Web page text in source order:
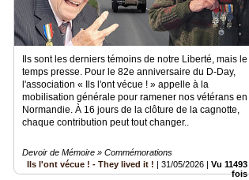
Ils sont les derniers témoins de notre Liberté, mais le
temps presse. Pour le 82e anniversaire du D-Day,
l'association « Ils l'ont vécue ! » appelle à la
mobilisation générale pour ramener nos vétérans en
Normandie. À 16 jours de la clôture de la cagnotte,
chaque contribution peut tout changer..
Devoir de Mémoire » Commémorations
Ils l'ont vécue ! - They lived it ! |31/05/2026 |Vu 11493
fois